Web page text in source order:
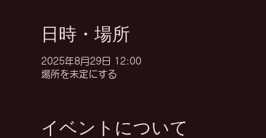
日時・場所
2025年8月29日 12:00
場所を未定にする
イベントについて